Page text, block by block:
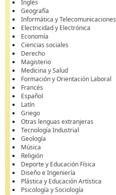
Inglés
Geografía
Informática y Telecomunicaciones
Electricidad y Electrónica
Economía
Ciencias sociales
Derecho
Magisterio
Medicina y Salud
Formación y Orientación Laboral
Francés
Español
Latín
Griego
Otras lenguas extranjeras
Tecnología Industrial
Geología
Música
Religión
Deporte y Educación Física
Diseño e Ingeniería
Plástica y Educación Artística
Psicología y Sociología